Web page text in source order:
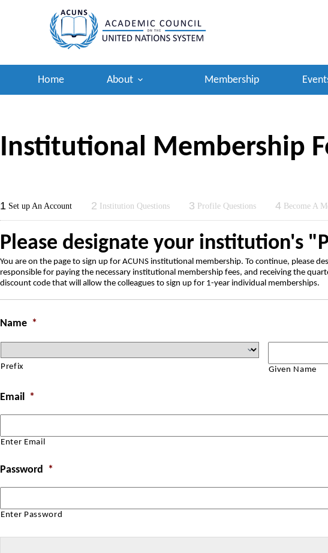
Home About Membership
Institutional Membership
1 Set up An Account 2 Institution Questions 3 Profile Questions 4 Become A
Please designate your institution's
You are on the page to sign up for ACUNS institutional membership. To continue, please
responsible for paying the necessary institutional membership fees, and receiving the
discount code that will allow the colleagues to sign up for 1-year individual memberships.
Name *
Prefix Given Name
Email *
Enter Email
Password *
Enter Password